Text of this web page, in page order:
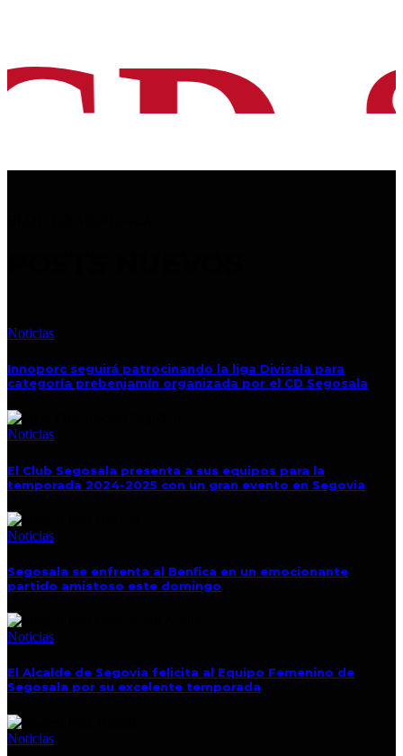
Noticias
Innoporc seguirá patrocinando la liga Divisala para
categoría prebenjamín organizada por el CD Segosala
Noticias
El Club Segosala presenta a sus equipos para la
temporada 2024-2025 con un gran evento en Segovia
Noticias
Segosala se enfrenta al Benfica en un emocionante
partido amistoso este domingo
Noticias
El Alcalde de Segovia felicita al Equipo Femenino de
Segosala por su excelente temporada
Noticias